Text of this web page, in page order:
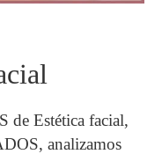
Estética facial,
analizamos